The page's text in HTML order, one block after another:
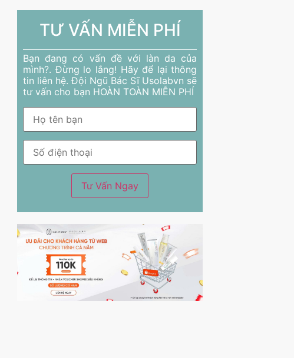
TƯ VẤN MIỄN PHÍ
Bạn đang có vấn đề với làn da của
mình?. Đừng lo lắng! Hãy để lại thông
tin liên hệ. Đội Ngũ Bác Sĩ Usolabvn sẽ
tư vấn cho bạn HOÀN TOÀN MIỄN PHÍ